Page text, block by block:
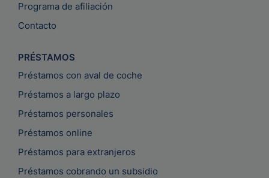
Programa de afiliación
Contacto
PRÉSTAMOS
Préstamos con aval de coche
Préstamos a largo plazo
Préstamos personales
Préstamos online
Préstamos para extranjeros
Préstamos cobrando un subsidio